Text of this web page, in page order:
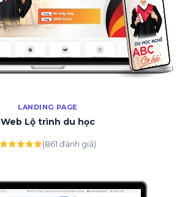
LANDING PAGE
Web Lộ trình du học
(861 đánh giá)